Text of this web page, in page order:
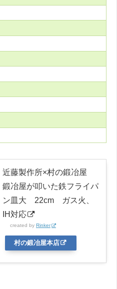
近藤製作所×村の鍛冶屋
鍛冶屋が叩いた鉄フライパ
ン皿大 22cm ガス火、
IH対応
created by Rinker
村の鍛冶屋本店